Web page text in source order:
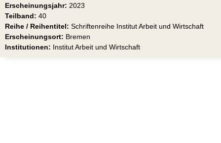
Erscheinungsjahr: 2023
Teilband: 40
Reihe / Reihentitel: Schriftenreihe Institut Arbeit und Wirtschaft
Erscheinungsort: Bremen
Institutionen: Institut Arbeit und Wirtschaft